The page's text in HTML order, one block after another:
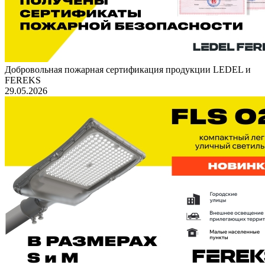
Добровольная пожарная сертификация продукции LEDEL и
FEREKS
29.05.2026